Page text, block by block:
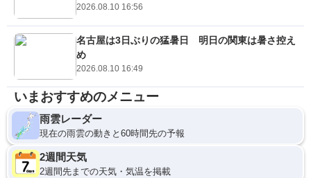
2026.08.10 16:56
名古屋は3日ぶりの猛暑日 明日の関東は暑さ控え
め
2026.08.10 16:49
いまおすすめのメニュー
雨雲レーダー
現在の雨雲の動きと60時間先の予報
2週間天気
2週間先までの天気・気温を掲載